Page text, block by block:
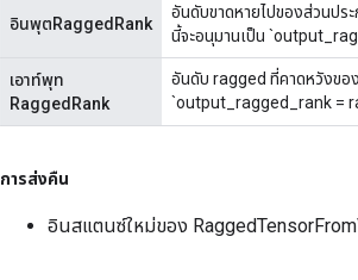
อินพุตRaggedRank
อันดับขาดหายไปของส่วนปร
นี้จะอนุมานเป็น
เอาท์พุท
RaggedRank
อันดับ ragged ที่คาดหวังขอ
`output_ragged_rank =
การส่งคืน
อินสแตนซ์ใหม่ของ